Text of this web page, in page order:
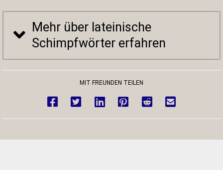
Mehr über lateinische
Schimpfwörter erfahren
MIT FREUNDEN TEILEN